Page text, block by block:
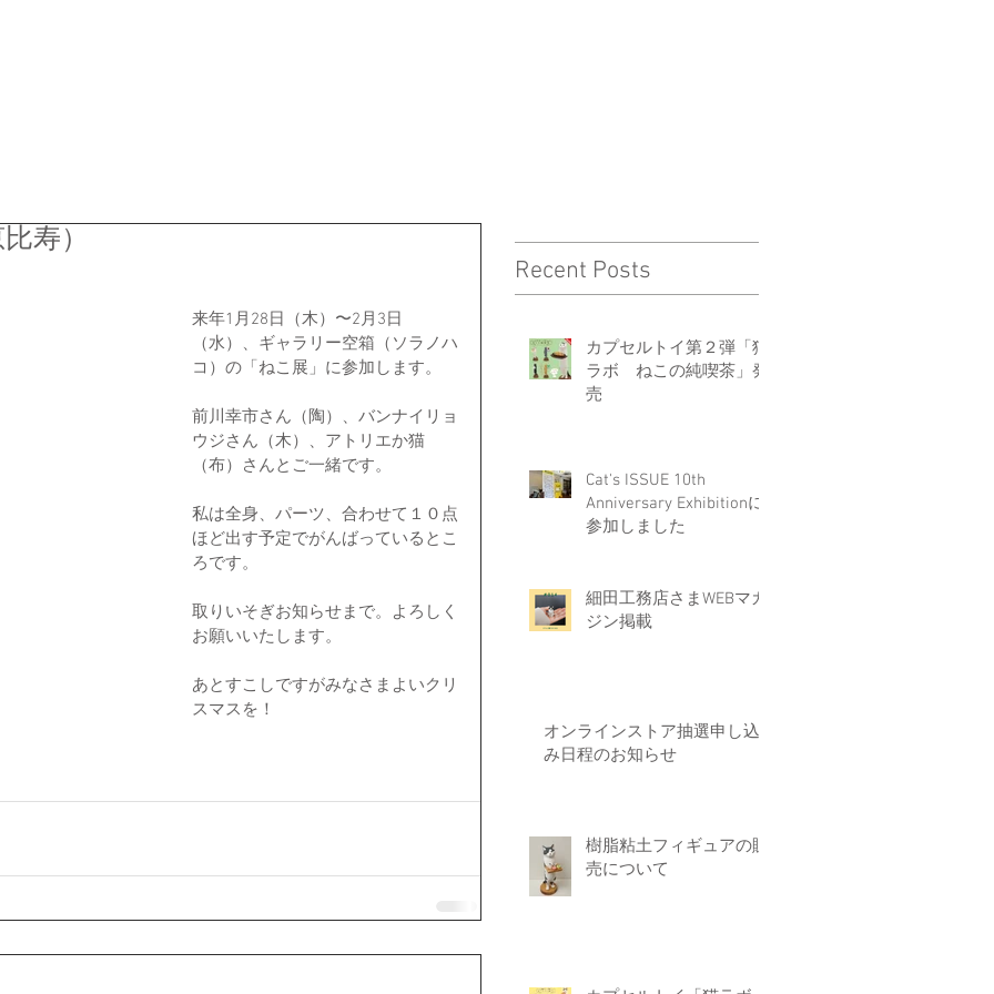
寿）
来年1月28日（木）〜2月3日
（水）、ギャラリー空箱（ソラノハ
コ）の「ねこ展」に参加します。
前川幸市さん（陶）、バンナイリョ
ウジさん（木）、アトリエか猫
（布）さんとご一緒です。
私は全身、パーツ、合わせて１０点
ほど出す予定でがんばっているとこ
ろです。
取りいそぎお知らせまで。よろしく
お願いいたします。
あとすこしですがみなさまよいクリ
スマスを！
Recent Posts
カプセルトイ第２弾「猫
ラボ ねこの純喫茶」発
売
Cat's ISSUE 10th
Anniversary Exhibitionに
参加しました
細田工務店さまWEBマガ
ジン掲載
オンラインストア抽選申し込
み日程のお知らせ
樹脂粘土フィギュアの販
売について